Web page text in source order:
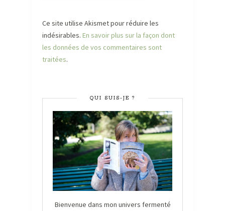
Ce site utilise Akismet pour réduire les
indésirables. En savoir plus sur la façon dont
les données de vos commentaires sont
traitées.
QUI SUIS-JE ?
Bienvenue dans mon univers fermenté